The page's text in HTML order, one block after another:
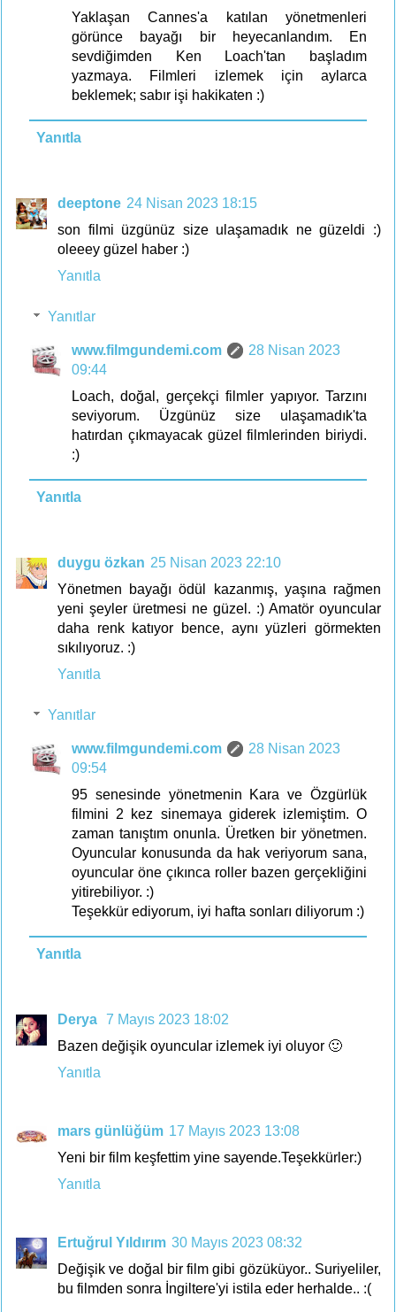
Yaklaşan Cannes'a katılan yönetmenleri
görünce bayağı bir heyecanlandım. En
sevdiğimden Ken Loach'tan başladım
yazmaya. Filmleri izlemek için aylarca
beklemek; sabır işi hakikaten :)
Yanıtla
deeptone 24 Nisan 2023 18:15
son filmi üzgünüz size ulaşamadık ne güzeldi :)
oleeey güzel haber :)
Yanıtla
Yanıtlar
www.filmgundemi.com
28 Nisan 2023
09:44
Loach, doğal, gerçekçi filmler yapıyor. Tarzını
seviyorum. Üzgünüz size ulaşamadık'ta
hatırdan çıkmayacak güzel filmlerinden biriydi.
:)
Yanıtla
duygu özkan 25 Nisan 2023 22:10
Yönetmen bayağı ödül kazanmış, yaşına rağmen
yeni şeyler üretmesi ne güzel. :) Amatör oyuncular
daha renk katıyor bence, aynı yüzleri görmekten
sıkılıyoruz. :)
Yanıtla
Yanıtlar
www.filmgundemi.com
28 Nisan 2023
09:54
95 senesinde yönetmenin Kara ve Özgürlük
filmini 2 kez sinemaya giderek izlemiştim. O
zaman tanıştım onunla. Üretken bir yönetmen.
Oyuncular konusunda da hak veriyorum sana,
oyuncular öne çıkınca roller bazen gerçekliğini
yitirebiliyor. :)
Teşekkür ediyorum, iyi hafta sonları diliyorum :)
Yanıtla
Derya 7 Mayıs 2023 18:02
Bazen değişik oyuncular izlemek iyi oluyor 🙂
Yanıtla
mars günlüğüm 17 Mayıs 2023 13:08
Yeni bir film keşfettim yine sayende.Teşekkürler:)
Yanıtla
Ertuğrul Yıldırım 30 Mayıs 2023 08:32
Değişik ve doğal bir film gibi gözüküyor.. Suriyeliler,
bu filmden sonra İngiltere'yi istila eder herhalde.. :(